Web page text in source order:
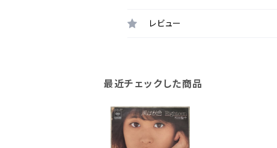
レビュー
最近チェックした商品